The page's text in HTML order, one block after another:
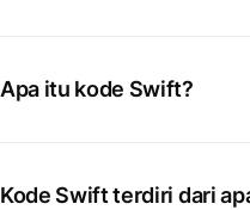
Apa itu kode Swift?
Kode Swift terdiri dari